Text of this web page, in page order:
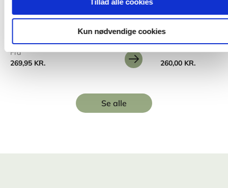
Kun nødvendige cookies
Fra
269,95 KR.
260,00 KR.
Se alle